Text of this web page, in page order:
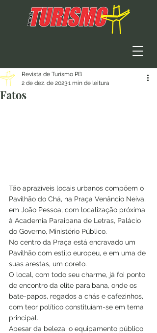
Fatos
Revista de Turismo PB
2 de dez. de 20231 min de leitura
Tão aprazíveis locais urbanos compõem o
Pavilhão do Chá, na Praça Venâncio Neiva,
em João Pessoa, com localização próxima
à Academia Paraibana de Letras, Palácio
do Governo, Ministério Público.
No centro da Praça está encravado um
Pavilhão com estilo europeu, e em uma de
suas arestas, um coreto.
O local, com todo seu charme, já foi ponto
de encontro da elite paraibana, onde os
bate-papos, regados a chás e cafezinhos,
com teor político constituíam-se em tema
principal.
Apesar da beleza, o equipamento público